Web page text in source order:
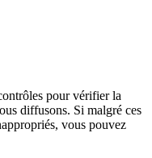
pour vérifier la
diffusons. Si malgré ces
vous pouvez